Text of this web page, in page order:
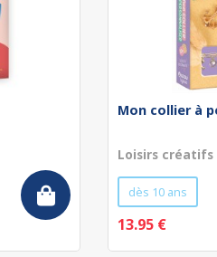
Mon collier à
Loisirs créatifs
dès 10 ans
13.95 €